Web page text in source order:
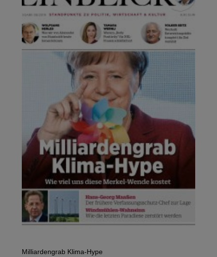
Milliardengrab Klima-Hype